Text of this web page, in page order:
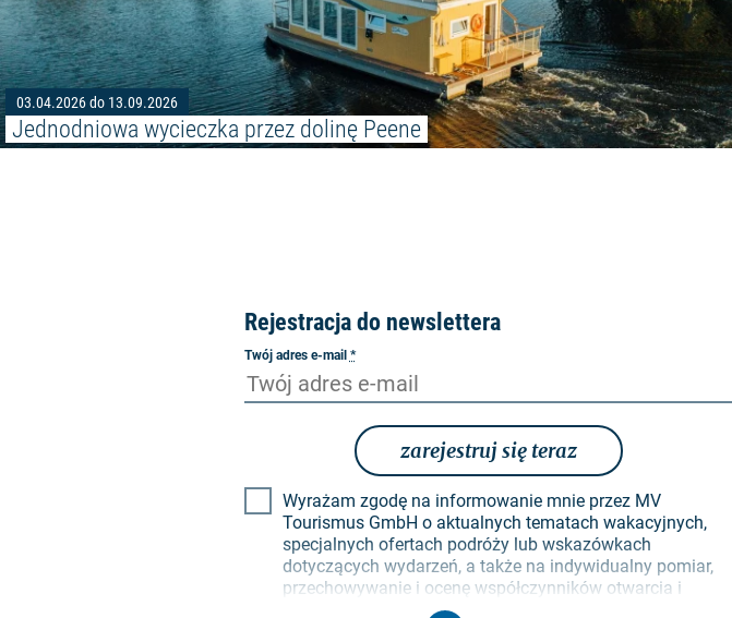
03.04.2026 do 13.09.2026
Jednodniowa wycieczka przez dolinę Peene
Rejestracja do newslettera
Twój adres e-mail *
zarejestruj się teraz
Wyrażam zgodę na informowanie mnie przez MV
Tourismus GmbH o aktualnych tematach wakacyjnych,
specjalnych ofertach podróży lub wskazówkach
dotyczących wydarzeń, a także na indywidualny pomiar,
przechowywanie i ocenę współczynników otwarcia i
kliknięć w profilach odbiorców w celu projektowania